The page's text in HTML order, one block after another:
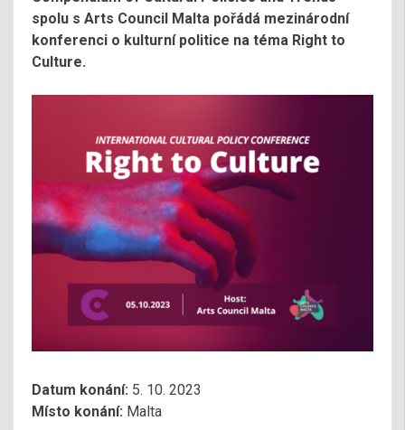
spolu s Arts Council Malta pořádá mezinárodní
konferenci o kulturní politice na téma Right to
Culture.
Datum konání: 5. 10. 2023
Místo konání: Malta